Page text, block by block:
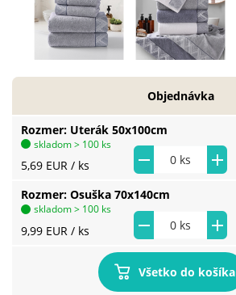
Rozmer Uterák 50x100cm
5,69 EUR / ks
skladom > 100 ks
Rozmer Osuška 70x140cm
9,99 EUR / ks
skladom > 100 ks
Objednávka
Všetko do košíka